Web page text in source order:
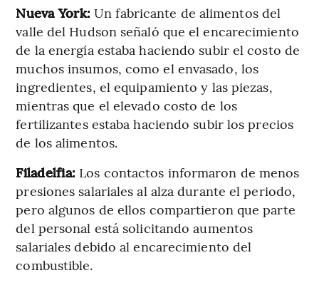
Nueva York: Un fabricante de alimentos del
valle del Hudson señaló que el encarecimiento
de la energía estaba haciendo subir el costo de
muchos insumos, como el envasado, los
ingredientes, el equipamiento y las piezas,
mientras que el elevado costo de los
fertilizantes estaba haciendo subir los precios
de los alimentos.
Filadelfia: Los contactos informaron de menos
presiones salariales al alza durante el periodo,
pero algunos de ellos compartieron que parte
del personal está solicitando aumentos
salariales debido al encarecimiento del
combustible.